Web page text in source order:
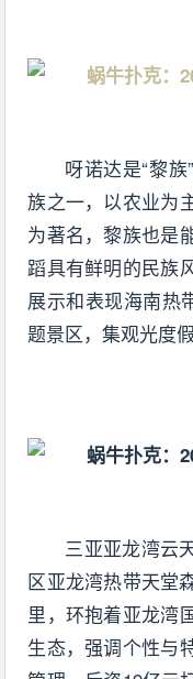
呀诺达是“黎
族之一，以农业为
为著名，黎族也是
蹈具有鲜明的民族
展示和表现海南热
题景区，集观光度
三亚亚龙湾云
区亚龙湾热带天堂
里，环抱着亚龙湾
生态，强调个性与